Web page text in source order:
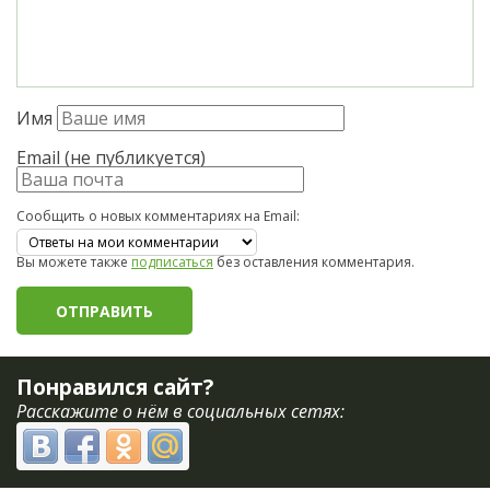
Имя
Email (не публикуется)
Сообщить о новых комментариях на Email:
Вы можете также подписаться без оставления комментария.
Понравился сайт?
Расскажите о нём в социальных сетях: